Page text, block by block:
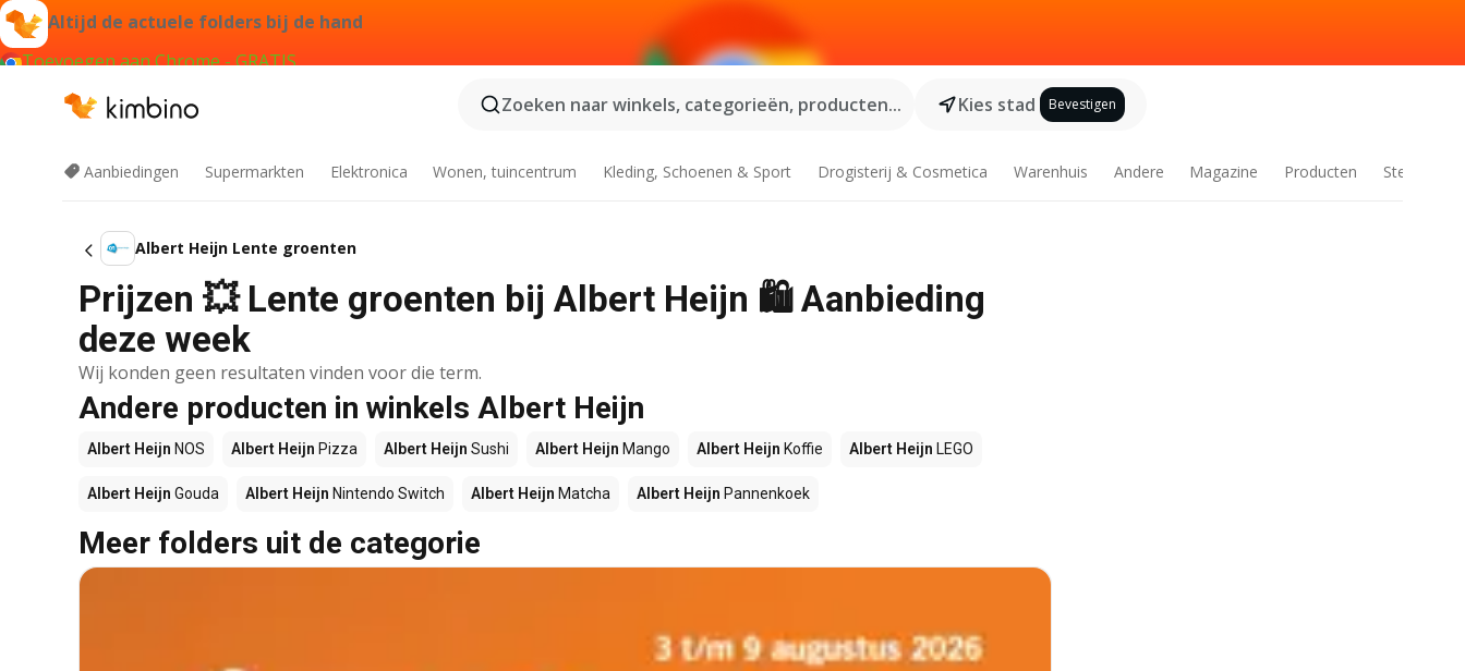
Altijd de actuele folders bij de hand
Toevoegen aan Chrome - GRATIS
Zoeken naar winkels, categorieën, producten...
Kies stad Bevestigen
Aanbiedingen Supermarkten Elektronica Wonen, tuincentrum Kleding, Schoenen & Sport Drogisterij & Cosmetica Warenhuis Andere Magazine Producten Steden
Albert Heijn Lente groenten
Prijzen 💥 Lente groenten bij Albert Heijn 🛍️ Aanbieding
deze week
Wij konden geen resultaten vinden voor die term.
Andere producten in winkels Albert Heijn
Albert Heijn NOS Albert Heijn Pizza Albert Heijn Sushi Albert Heijn Mango Albert Heijn Koffie Albert Heijn LEGO
Albert Heijn Gouda Albert Heijn Nintendo Switch Albert Heijn Matcha Albert Heijn Pannenkoek
Meer folders uit de categorie